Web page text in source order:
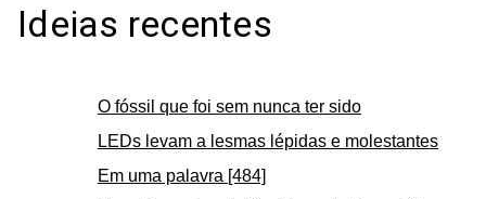
Ideias recentes
O fóssil que foi sem nunca ter sido
LEDs levam a lesmas lépidas e molestantes
Em uma palavra [484]